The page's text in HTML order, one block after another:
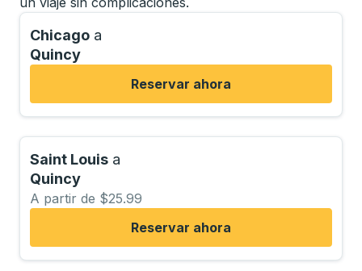
Chicago a
Quincy
Reservar ahora
Saint Louis a
Quincy
A partir de $25.99
Reservar ahora